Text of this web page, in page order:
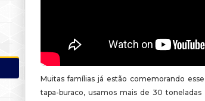
Muitas famílias já estão comemorando
tapa-buraco, usamos mais de 30